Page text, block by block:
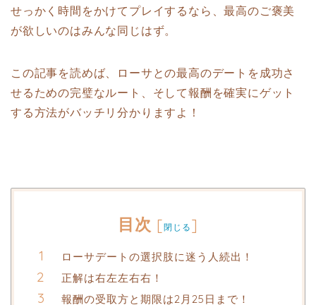
せっかく時間をかけてプレイするなら、最高のご褒美
が欲しいのはみんな同じはず。
この記事を読めば、ローサとの最高のデートを成功さ
せるための完璧なルート、そして報酬を確実にゲット
する方法がバッチリ分かりますよ！
目次 [閉じる ]
ローサデートの選択肢に迷う人続出！
正解は右左左右右！
報酬の受取方と期限は2月25日まで！